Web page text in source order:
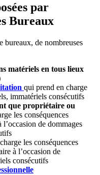
par
Bureaux
bureaux, de nombreuses
matériels en tous lieux
qui prend en charge
immatériels consécutifs
que propriétaire ou
les conséquences
de dommages
les conséquences
à l’occasion de
consécutifs